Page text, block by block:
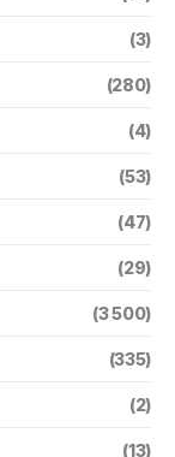
(3)
(280)
(4)
(53)
(47)
(29)
(3 500)
(335)
(2)
(13)